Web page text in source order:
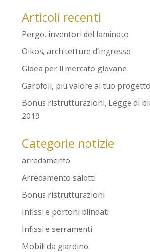
Articoli recenti
Pergo, inventori del laminato
Oikos, architetture d’ingresso
Gidea per il mercato giovane
Garofoli, più valore al tuo progetto
Bonus ristrutturazioni, Legge di
2019
Categorie notizie
arredamento
Arredamento salotti
Bonus ristrutturazioni
Infissi e portoni blindati
Infissi e serramenti
Mobili da giardino